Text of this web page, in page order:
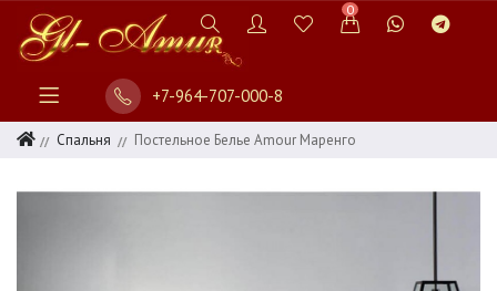
0
+7-964-707-000-8
Спальня Постельное Белье Amour Маренго